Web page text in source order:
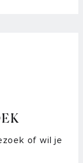
normale
of wil je